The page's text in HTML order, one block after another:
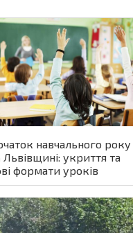
навчального року
Львівщині: укриття та
формати уроків